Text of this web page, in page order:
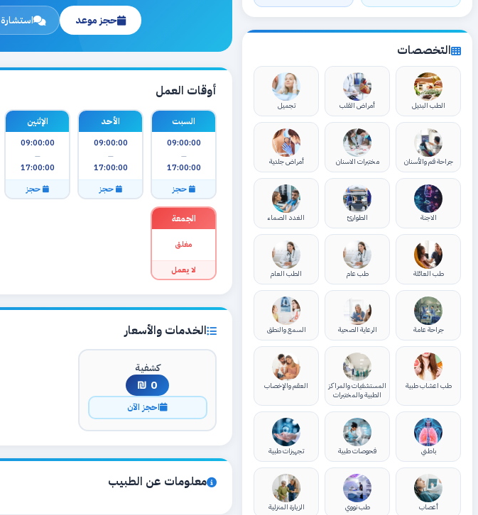
التخصصات
الطب البديل أمراض القلب تجميل
جراحة فم والأسنان مختبرات الاسنان أمراض جلدية
الاجنة الطوارئ الغدد الصماء
طب العائلة طب عام الطب العام
جراحة عامة الرعاية الصحية السمع والنطق
طب اعشاب طبية
المستشفيات والمراكز
الطبية والمختبرات
العقم والإخصاب
باطني فحوصات طبية تجهيزات طبية
أعصاب طب نووي الزيارة المنزلية
حجز موعد استشارة
أوقات العمل
السبت
09:00:00
—
17:00:00
حجز
الأحد
09:00:00
—
17:00:00
حجز
الإثنين
09:00:00
—
17:00:00
حجز
الجمعة
مغلق
لا يعمل
الخدمات والأسعار
كشفية
0 ₪
احجز الآن
معلومات عن الطبيب